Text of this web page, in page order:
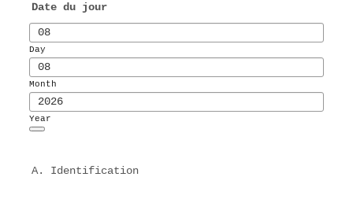
Date du jour
Day
Month
Year
A. Identification